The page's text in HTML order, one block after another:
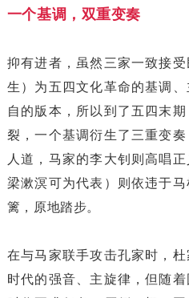
一个基调，双重变奏
抑有进者，虽然三家一致接
生）为五四文化革命的基调
自的版本，所以到了五四末
裂，一个基调衍生了三重变
人道，马家的李大钊则高唱
梁漱溟可为代表）则依违于
篱，原地踏步。
在与马家联手攻击孔家时，
时代的强音、主旋律，但随